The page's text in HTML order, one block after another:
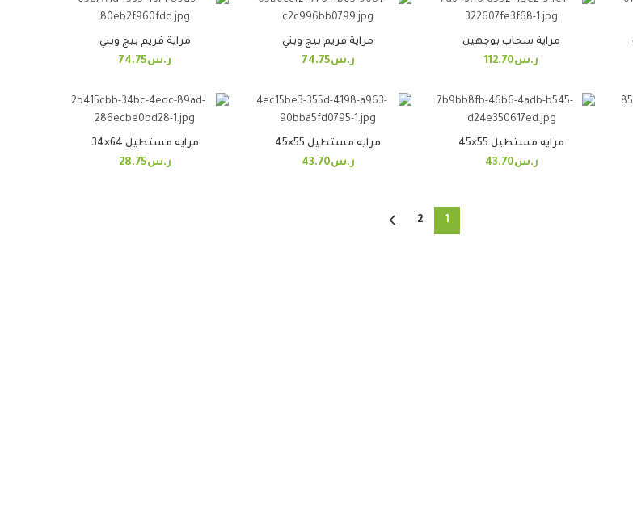
مراية سحاب بوجهين
ر.س112.70
مراية فريم بيج وبني
ر.س74.75
مراية فريم بيج وبني
ر.س74.75
مرايه مستطيل 55×45
ر.س43.70
مرايه مستطيل 55×45
ر.س43.70
مرايه مستطيل 64×34
ر.س28.75
1
2